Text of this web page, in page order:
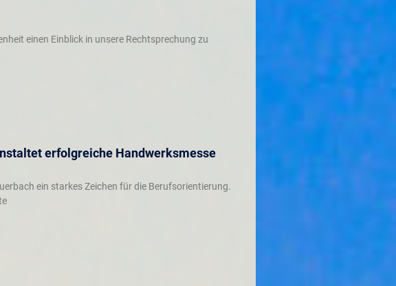
einen Einblick in unsere Rechtsprechung zu
erfolgreiche Handwerksmesse
ein starkes Zeichen für die Berufsorientierung.